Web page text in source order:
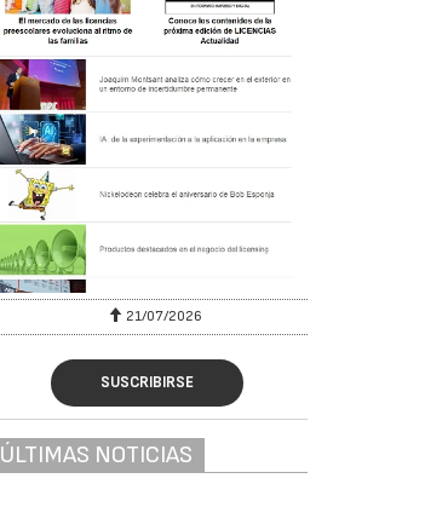
21/07/2026
SUSCRIBIRSE
ÚLTIMAS NOTICIAS